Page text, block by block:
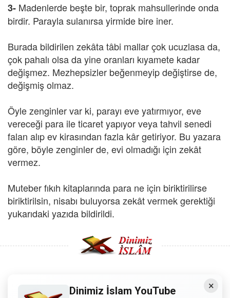
3- Madenlerde beşte bir, toprak mahsullerinde onda
birdir. Parayla sulanırsa yirmide bire iner.
Burada bildirilen zekâta tâbi mallar çok ucuzlasa da,
çok pahalı olsa da yine oranları kıyamete kadar
değişmez. Mezhepsizler beğenmeyip değiştirse de,
değişmiş olmaz.
Öyle zenginler var ki, parayı eve yatırmıyor, eve
vereceği para ile ticaret yapıyor veya tahvil senedi
falan alıp ev kirasından fazla kâr getiriyor. Bu yazara
göre, böyle zenginler de, evi olmadığı için zekât
vermez.
Muteber fıkıh kitaplarında para ne için biriktirilirse
biriktirilsin, nisabı buluyorsa zekât vermek gerektiği
yukarıdaki yazıda bildirildi.
Copyright © 2008 - Dinimiz İslam. Her Hakkı Saklıdır.×
Dinimiz İslam YouTube